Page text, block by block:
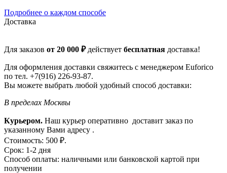
Подробнее о каждом способе
Доставка
Для заказов от 20 000 ₽действует бесплатная доставка!
Для оформления доставки свяжитесь с менеджером Euforico
по тел. +7(916) 226-93-87.
Вы можете выбрать любой удобный способ доставки:
В пределах Москвы
Курьером. Наш курьер оперативно доставит заказ по
указанному Вами адресу .
Стоимость: 500 ₽.
Срок: 1-2 дня
Способ оплаты: наличными или банковской картой при
получении